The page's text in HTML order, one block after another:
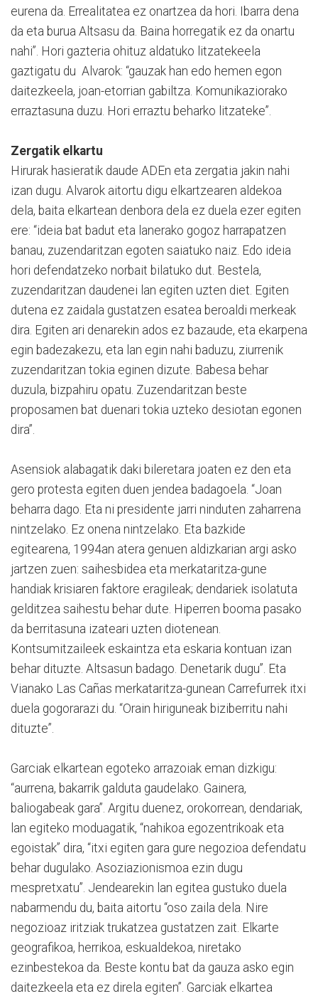
eurena da. Errealitatea ez onartzea da hori. Ibarra dena
da eta burua Altsasu da. Baina horregatik ez da onartu
nahi”. Hori gazteria ohituz aldatuko litzatekeela
gaztigatu du Alvarok: “gauzak han edo hemen egon
daitezkeela, joan-etorrian gabiltza. Komunikaziorako
erraztasuna duzu. Hori erraztu beharko litzateke”.
Zergatik elkartu
Hirurak hasieratik daude ADEn eta zergatia jakin nahi
izan dugu. Alvarok aitortu digu elkartzearen aldekoa
dela, baita elkartean denbora dela ez duela ezer egiten
ere: “ideia bat badut eta lanerako gogoz harrapatzen
banau, zuzendaritzan egoten saiatuko naiz. Edo ideia
hori defendatzeko norbait bilatuko dut. Bestela,
zuzendaritzan daudenei lan egiten uzten diet. Egiten
dutena ez zaidala gustatzen esatea beroaldi merkeak
dira. Egiten ari denarekin ados ez bazaude, eta ekarpena
egin badezakezu, eta lan egin nahi baduzu, ziurrenik
zuzendaritzan tokia eginen dizute. Babesa behar
duzula, bizpahiru opatu. Zuzendaritzan beste
proposamen bat duenari tokia uzteko desiotan egonen
dira”.
Asensiok alabagatik daki bileretara joaten ez den eta
gero protesta egiten duen jendea badagoela. “Joan
beharra dago. Eta ni presidente jarri ninduten zaharrena
nintzelako. Ez onena nintzelako. Eta bazkide
egitearena, 1994an atera genuen aldizkarian argi asko
jartzen zuen: saihesbidea eta merkataritza-gune
handiak krisiaren faktore eragileak; dendariek isolatuta
gelditzea saihestu behar dute. Hiperren booma pasako
da berritasuna izateari uzten diotenean.
Kontsumitzaileek eskaintza eta eskaria kontuan izan
behar dituzte. Altsasun badago. Denetarik dugu”. Eta
Vianako Las Cañas merkataritza-gunean Carrefurrek itxi
duela gogorarazi du. “Orain hiriguneak biziberritu nahi
dituzte”.
Garciak elkartean egoteko arrazoiak eman dizkigu:
“aurrena, bakarrik galduta gaudelako. Gainera,
baliogabeak gara”. Argitu duenez, orokorrean, dendariak,
lan egiteko moduagatik, “nahikoa egozentrikoak eta
egoistak” dira, “itxi egiten gara gure negozioa defendatu
behar dugulako. Asoziazionismoa ezin dugu
mespretxatu”. Jendearekin lan egitea gustuko duela
nabarmendu du, baita aitortu “oso zaila dela. Nire
negozioaz iritziak trukatzea gustatzen zait. Elkarte
geografikoa, herrikoa, eskualdekoa, niretako
ezinbestekoa da. Beste kontu bat da gauza asko egin
daitezkeela eta ez direla egiten”. Garciak elkartea